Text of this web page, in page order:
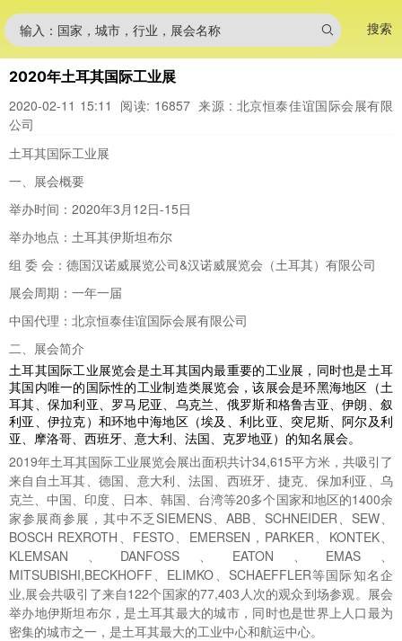
输入：国家，城市，行业，展会名称 搜索
2020年土耳其国际工业展
2020-02-11 15:11
阅读: 16857 来源 : 北京恒泰佳谊国际会展有限
公司
土耳其国际工业展
一、展会概要
举办时间：2020年3月12日-15日
举办地点：土耳其伊斯坦布尔
组 委 会：德国汉诺威展览公司&汉诺威展览会（土耳其）有限公司
展会周期：一年一届
中国代理：北京恒泰佳谊国际会展有限公司
二、展会简介
土耳其国际工业展览会是土耳其国内最重要的工业展，同时也是土耳
其国内唯一的国际性的工业制造类展览会，该展会是环黑海地区（土
耳其、保加利亚、罗马尼亚、乌克兰、俄罗斯和格鲁吉亚、伊朗、叙
利亚、伊拉克）和环地中海地区（埃及、利比亚、突尼斯、阿尔及利
亚、摩洛哥、西班牙、意大利、法国、克罗地亚）的知名展会。
2019年土耳其国际工业展览会展出面积共计34,615平方米，共吸引了
来自自土耳其、德国、意大利、法国、西班牙、捷克、保加利亚、乌
克兰、中国、印度、日本、韩国、台湾等20多个国家和地区的1400余
家参展商参展，其中不乏SIEMENS、ABB、SCHNEIDER、SEW、
BOSCH REXROTH、FESTO、EMERSEN，PARKER、KONTEK、
KLEMSAN、DANFOSS、EATON、EMAS、
MITSUBISHI,BECKHOFF、ELIMKO、SCHAEFFLER等国际知名企
业,展会共吸引了来自122个国家的77,403人次的观众到场参观。展会
举办地伊斯坦布尔，是土耳其最大的城市，同时也是世界上人口最为
密集的城市之一，是土耳其最大的工业中心和航运中心。